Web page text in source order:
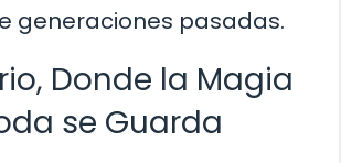
generaciones pasadas.
Donde la Magia
se Guarda